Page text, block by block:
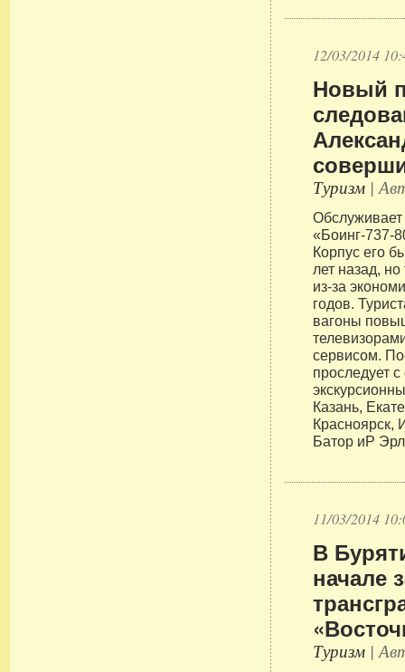
12/03/2014
Новый
Туризм |
«Боинг-737-
Корпус его
лет назад,
из-за
годов.
вагоны
сервисом.
проследует
Казань,
Красноярск,
Батор иP
11/03/2014
В
начале
Туризм |